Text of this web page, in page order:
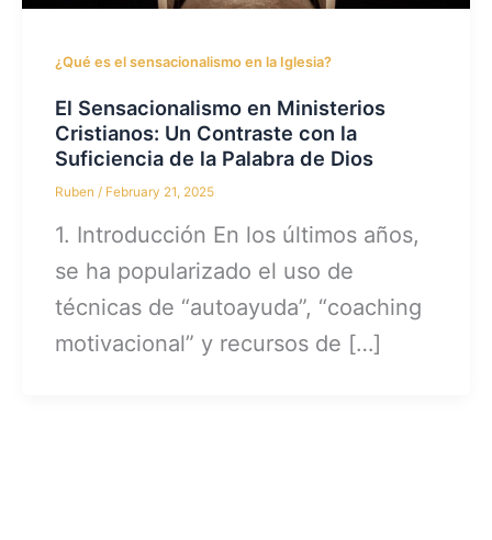
¿Qué es el sensacionalismo en la Iglesia?
El Sensacionalismo en Ministerios
Cristianos: Un Contraste con la
Suficiencia de la Palabra de Dios
Ruben/ February 21, 2025
1. Introducción En los últimos años,
se ha popularizado el uso de
técnicas de “autoayuda”, “coaching
motivacional” y recursos de […]